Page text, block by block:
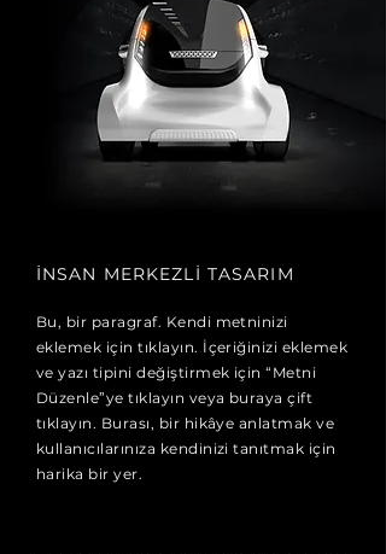
İNSAN MERKEZLİ TASARIM
Bu, bir paragraf. Kendi metninizi
eklemek için tıklayın. İçeriğinizi eklemek
ve yazı tipini değiştirmek için “Metni
Düzenle”ye tıklayın veya buraya çift
tıklayın. Burası, bir hikâye anlatmak ve
kullanıcılarınıza kendinizi tanıtmak için
harika bir yer.